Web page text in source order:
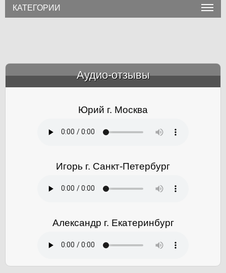
КАТЕГОРИИ
Аудио-отзывы
Юрий г. Москва
Игорь г. Санкт-Петербург
Александр г. Екатеринбург